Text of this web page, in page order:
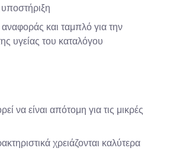
και ταμπλό για την
υγείας του καταλόγου
να είναι απότομη για τις μικρές
χρειάζονται καλύτερα